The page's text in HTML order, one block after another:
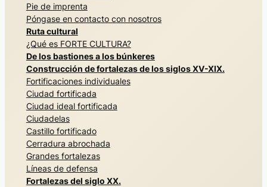
Pie de imprenta
Póngase en contacto con nosotros
Ruta cultural
¿Qué es FORTE CULTURA?
De los bastiones a los búnkeres
Construcción de fortalezas de los siglos XV-XIX.
Fortificaciones individuales
Ciudad fortificada
Ciudad ideal fortificada
Ciudadelas
Castillo fortificado
Cerradura abrochada
Grandes fortalezas
Líneas de defensa
Fortalezas del siglo XX.